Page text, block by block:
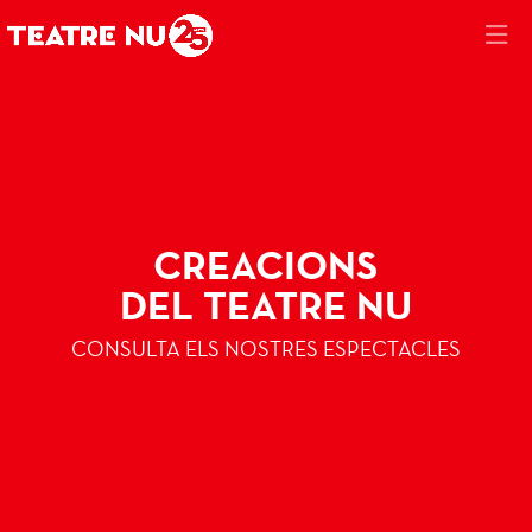
CREACIONS
DEL TEATRE NU
CONSULTA ELS NOSTRES ESPECTACLES